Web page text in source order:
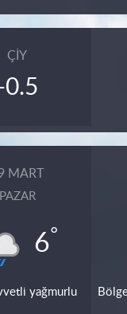
ÇIY
0.5
MART
PAZAR
6°
yağmurlu